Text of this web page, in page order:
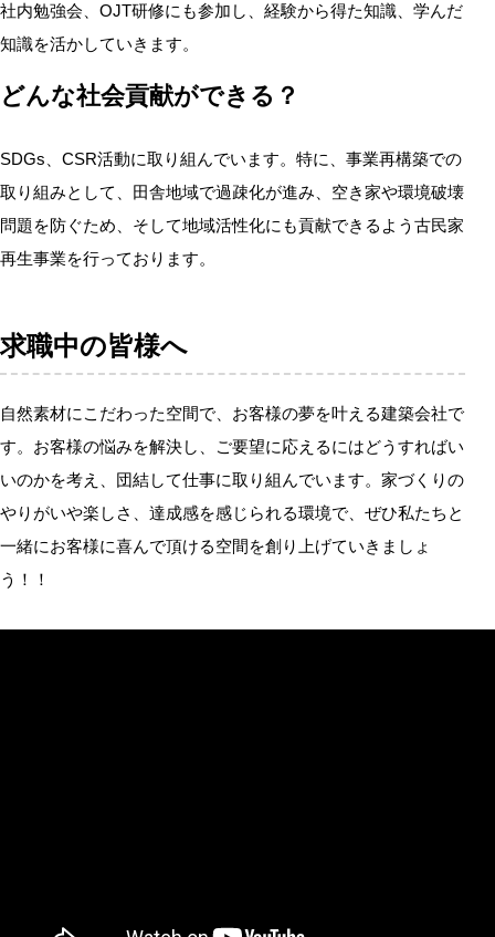
社内勉強会、OJT研修にも参加し、経験から得た知識、学んだ
知識を活かしていきます。
どんな社会貢献ができる？
SDGs、CSR活動に取り組んでいます。特に、事業再構築での
取り組みとして、田舎地域で過疎化が進み、空き家や環境破壊
問題を防ぐため、そして地域活性化にも貢献できるよう古民家
再生事業を行っております。
求職中の皆様へ
自然素材にこだわった空間で、お客様の夢を叶える建築会社で
す。お客様の悩みを解決し、ご要望に応えるにはどうすればい
いのかを考え、団結して仕事に取り組んでいます。家づくりの
やりがいや楽しさ、達成感を感じられる環境で、ぜひ私たちと
一緒にお客様に喜んで頂ける空間を創り上げていきましょ
う！！